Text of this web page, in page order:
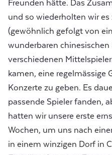
Freunden hätte. Das
und so wiederholten wir
(gewöhnlich gefolgt von
wunderbaren
verschiedenen
kamen, eine regelmässige
Konzerte zu geben. Es
passende Spieler fanden,
hatten wir unsere erste
Wochen, um uns nach
in einem winzigen Dorf in